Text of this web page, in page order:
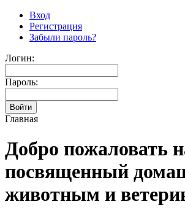
Вход
Регистрация
Забыли пароль?
Логин:
Пароль:
Главная
Добро пожаловать
посвященный
животным и